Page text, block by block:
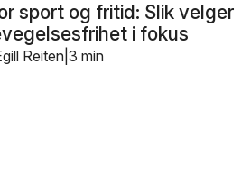
sport og fritid: Slik velger
i fokus
3 min
Reiten